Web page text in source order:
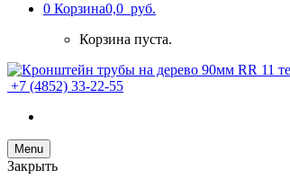
0 Корзина0,0 руб.
Корзина пуста.
+7 (4852) 33-22-55
Menu
Закрыть